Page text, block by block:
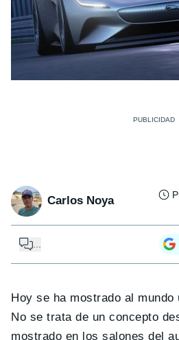
Carlos Noya
Hoy se ha mostrado al mundo
No se trata de un concepto
mostrado en los salones del